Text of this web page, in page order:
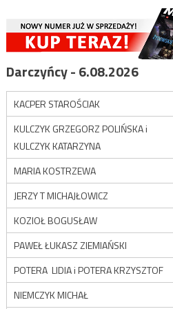
Darczyńcy - 6.08.2026
KACPER STAROŚCIAK
KULCZYK GRZEGORZ POLIŃSKA i
KULCZYK KATARZYNA
MARIA KOSTRZEWA
JERZY T MICHAJŁOWICZ
KOZIOŁ BOGUSŁAW
PAWEŁ ŁUKASZ ZIEMIAŃSKI
POTERA LIDIA i POTERA KRZYSZTOF
NIEMCZYK MICHAŁ